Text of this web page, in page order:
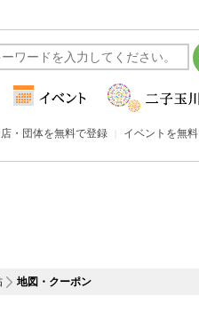
地図・クーポン
・団体を無料で登録 イベントを無